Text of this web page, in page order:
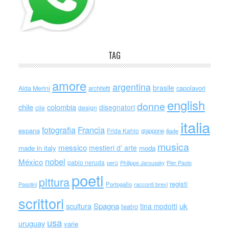
TAG
Alda Merini amore architetti argentina brasile capolavori
chile cile colombia design disegnatori donne english
espana fotografia Francia Frida Kahlo giappone iliade italia
made in italy messico mestieri d' arte moda musica
México nobel pablo neruda perù Philippe Jaroussky Pier Paolo
Pasolini pitturapoeti Portogallo racconti brevi registi
scrittori scultura Spagna teatro tina modotti uk
uruguay usa varie